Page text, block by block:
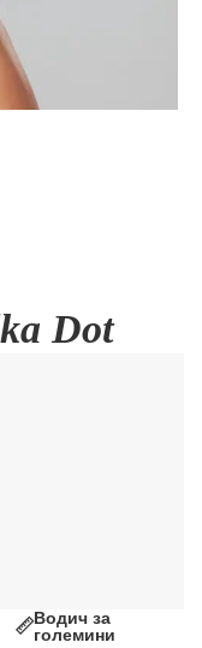
Dot
Водич за
големини